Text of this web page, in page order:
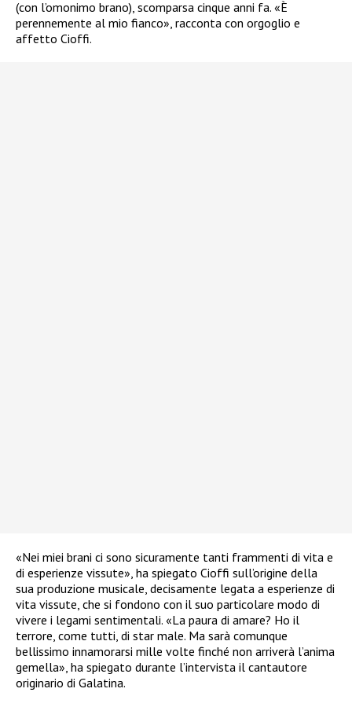
(con l’omonimo brano), scomparsa cinque anni fa. «È
perennemente al mio fianco», racconta con orgoglio e
affetto Cioffi.
«Nei miei brani ci sono sicuramente tanti frammenti di vita e
di esperienze vissute», ha spiegato Cioffi sull’origine della
sua produzione musicale, decisamente legata a esperienze di
vita vissute, che si fondono con il suo particolare modo di
vivere i legami sentimentali. «La paura di amare? Ho il
terrore, come tutti, di star male. Ma sarà comunque
bellissimo innamorarsi mille volte finché non arriverà l’anima
gemella», ha spiegato durante l’intervista il cantautore
originario di Galatina.